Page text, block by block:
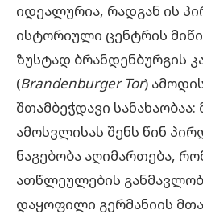
იდეალურია, რადგან ის
ისტორიული ცენტრის
ზუსტად ბრანდენბურგის
(Brandenburger Tor)
შთამბეჭდავი
ამოსვლისას შენს წინ
ნაგებობა აღიმართება,
ათწლეულების
დაყოფილი გერმანიის